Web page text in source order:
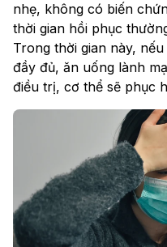
nhẹ, không có biến
thời gian hồi phục
Trong thời gian này,
đầy đủ, ăn uống lành
điều trị, cơ thể sẽ phục